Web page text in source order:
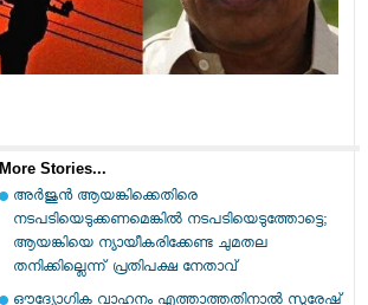
More Stories...
അര്‍ജുന്‍ ആയങ്കിക്കെതിരെ
നടപടിയെടുക്കണമെങ്കില്‍ നടപടിയെടുത്തോട്ടെ;
ആയങ്കിയെ ന്യായീകരിക്കേണ്ട ചുമതല
തനിക്കില്ലെന്ന് പ്രതിപക്ഷ നേതാവ്